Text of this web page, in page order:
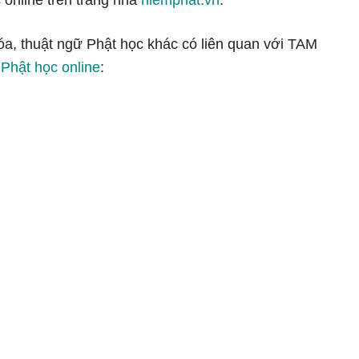
thuật ngữ Phật học khác có liên quan với TAM
học online: